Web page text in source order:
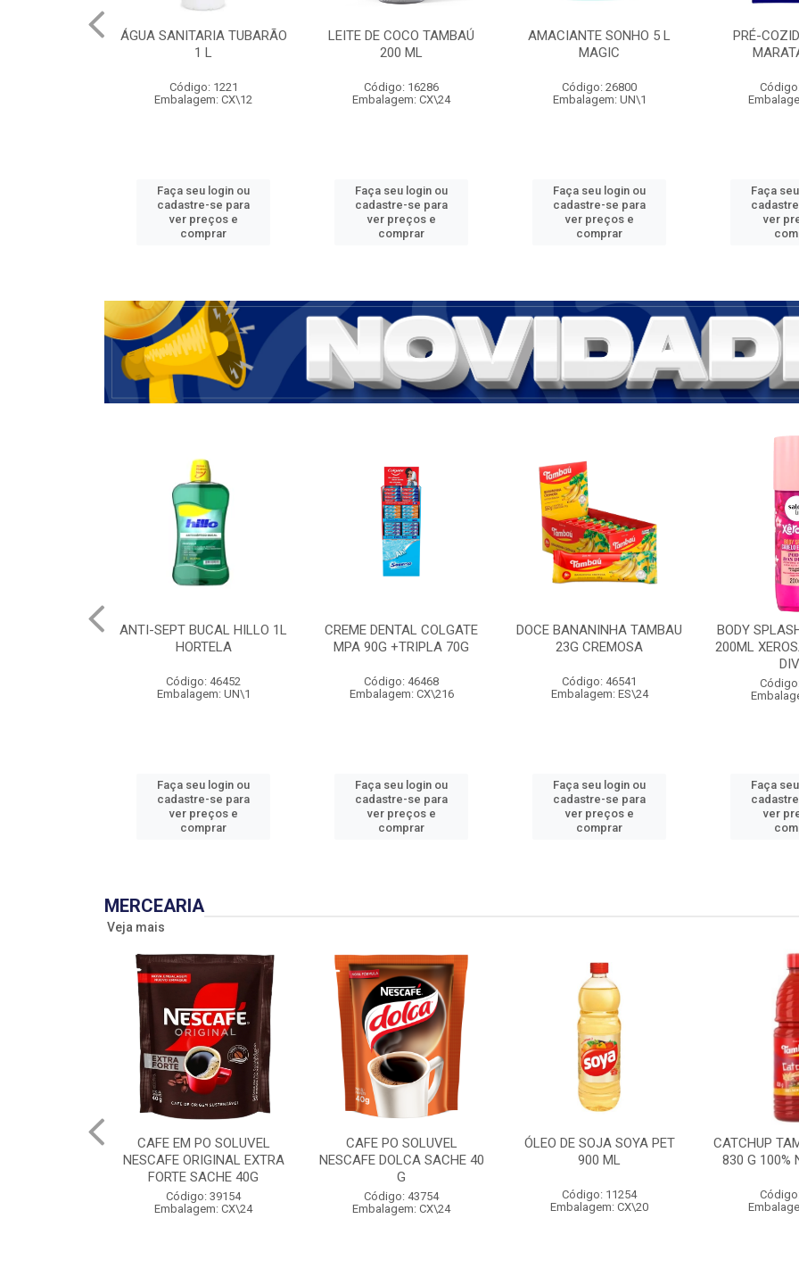
ÁGUA SANITARIA TUBARÃO
1 L
Código: 1221
Embalagem: CX\12
Faça seu login ou
cadastre-se para
ver preços e
comprar
LEITE DE COCO TAMBAÚ
200 ML
Código: 16286
Embalagem: CX\24
Faça seu login ou
cadastre-se para
ver preços e
comprar
AMACIANTE SONHO 5 L
MAGIC
Código: 26800
Embalagem: UN\1
Faça seu login ou
cadastre-se para
ver preços e
comprar
PRÉ-
Faça
ver
ANTI-SEPT BUCAL HILLO 1L
HORTELA
Código: 46452
Embalagem: UN\1
Faça seu login ou
cadastre-se para
ver preços e
comprar
CREME DENTAL COLGATE
MPA 90G +TRIPLA 70G
Código: 46468
Embalagem: CX\216
Faça seu login ou
cadastre-se para
ver preços e
comprar
DOCE BANANINHA TAMBAU
23G CREMOSA
Código: 46541
Embalagem: ES\24
Faça seu login ou
cadastre-se para
ver preços e
comprar
BODY
200ML
Faça
ver
MERCEARIA
Veja mais
CAFE EM PO SOLUVEL
NESCAFE ORIGINAL EXTRA
FORTE SACHE 40G
Código: 39154
Embalagem: CX\24
CAFE PO SOLUVEL
NESCAFE DOLCA SACHE 40
G
Código: 43754
Embalagem: CX\24
ÓLEO DE SOJA SOYA PET
900 ML
Código: 11254
Embalagem: CX\20
CATCHUP
830 G 100%